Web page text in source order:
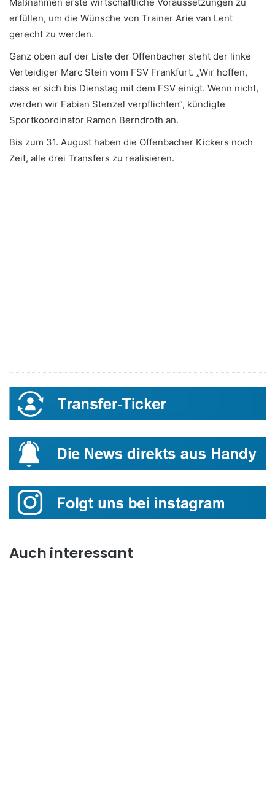
erfüllen, um die Wünsche von Trainer Arie van Lent
gerecht zu werden.
Ganz oben auf der Liste der Offenbacher steht der linke
Verteidiger Marc Stein vom FSV Frankfurt. „Wir hoffen,
dass er sich bis Dienstag mit dem FSV einigt. Wenn nicht,
werden wir Fabian Stenzel verpflichten“, kündigte
Sportkoordinator Ramon Berndroth an.
Bis zum 31. August haben die Offenbacher Kickers noch
Zeit, alle drei Transfers zu realisieren.
Auch interessant